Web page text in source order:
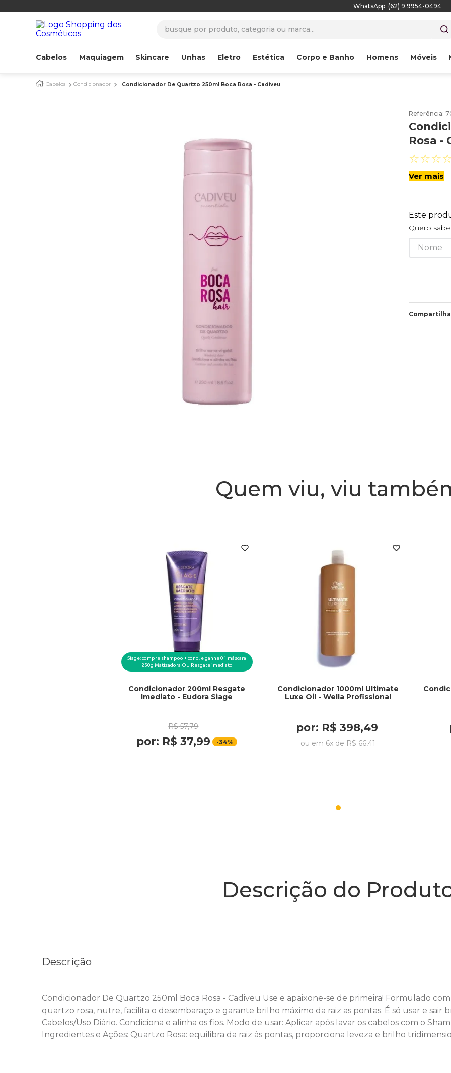
WhatsApp: (62) 9.9954-0494
Cabelos Maquiagem Skincare Unhas Eletro Estética Corpo e Banho Homens Móveis
Cabelos Condicionador Condicionador De Quartzo 250ml Boca Rosa - Cadiveu
Referência:
Rosa -
☆☆☆
Ver mais
Este
Quero
Quem viu, viu
Siage: compre shampoo + cond. e ganhe 01 máscara
250g Matizadora OU Resgate imediato
Condicionador 200ml Resgate
Imediato - Eudora Siage
R$ 57,79
por: R$ 37,99 -34%
Condicionador 1000ml Ultimate
Luxe Oil - Wella Profissional
por: R$ 398,49
ou em 6x de R$ 66,41
Descrição do
Descrição
Condicionador De Quartzo 250ml Boca Rosa - Cadiveu Use e apaixone-se de primeira! Formulado
quartzo rosa, nutre, facilita o desembaraço e garante brilho máximo da raiz as pontas. É só usar e sair
Cabelos/Uso Diário. Condiciona e alinha os fios. Modo de usar: Aplicar após lavar os cabelos com o
Ingredientes e Ações: Quartzo Rosa: equilibra da raiz às pontas, proporciona leveza e brilho